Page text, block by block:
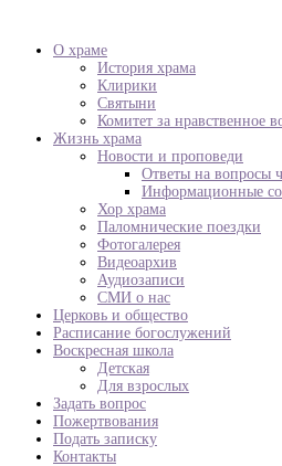
О храме
История храма
Клирики
Святыни
Комитет за нравственное
Жизнь храма
Новости и проповеди
Ответы на вопросы
Информационные
Хор храма
Паломнические поездки
Фотогалерея
Видеоархив
Аудиозаписи
СМИ о нас
Церковь и общество
Расписание богослужений
Воскресная школа
Детская
Для взрослых
Задать вопрос
Пожертвования
Подать записку
Контакты